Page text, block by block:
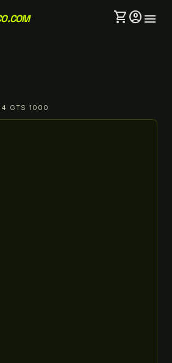
shopping_cartaccount_circlemenu
GTS 1000